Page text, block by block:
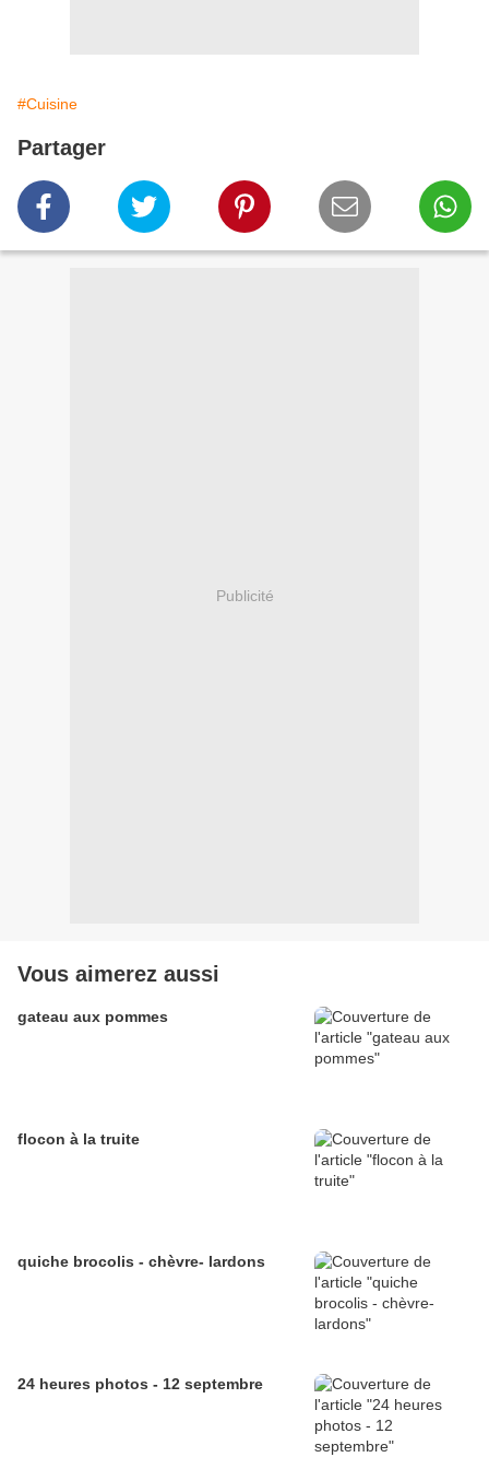
#Cuisine
Partager
Publicité
Vous aimerez aussi
gateau aux pommes
flocon à la truite
quiche brocolis - chèvre- lardons
24 heures photos - 12 septembre